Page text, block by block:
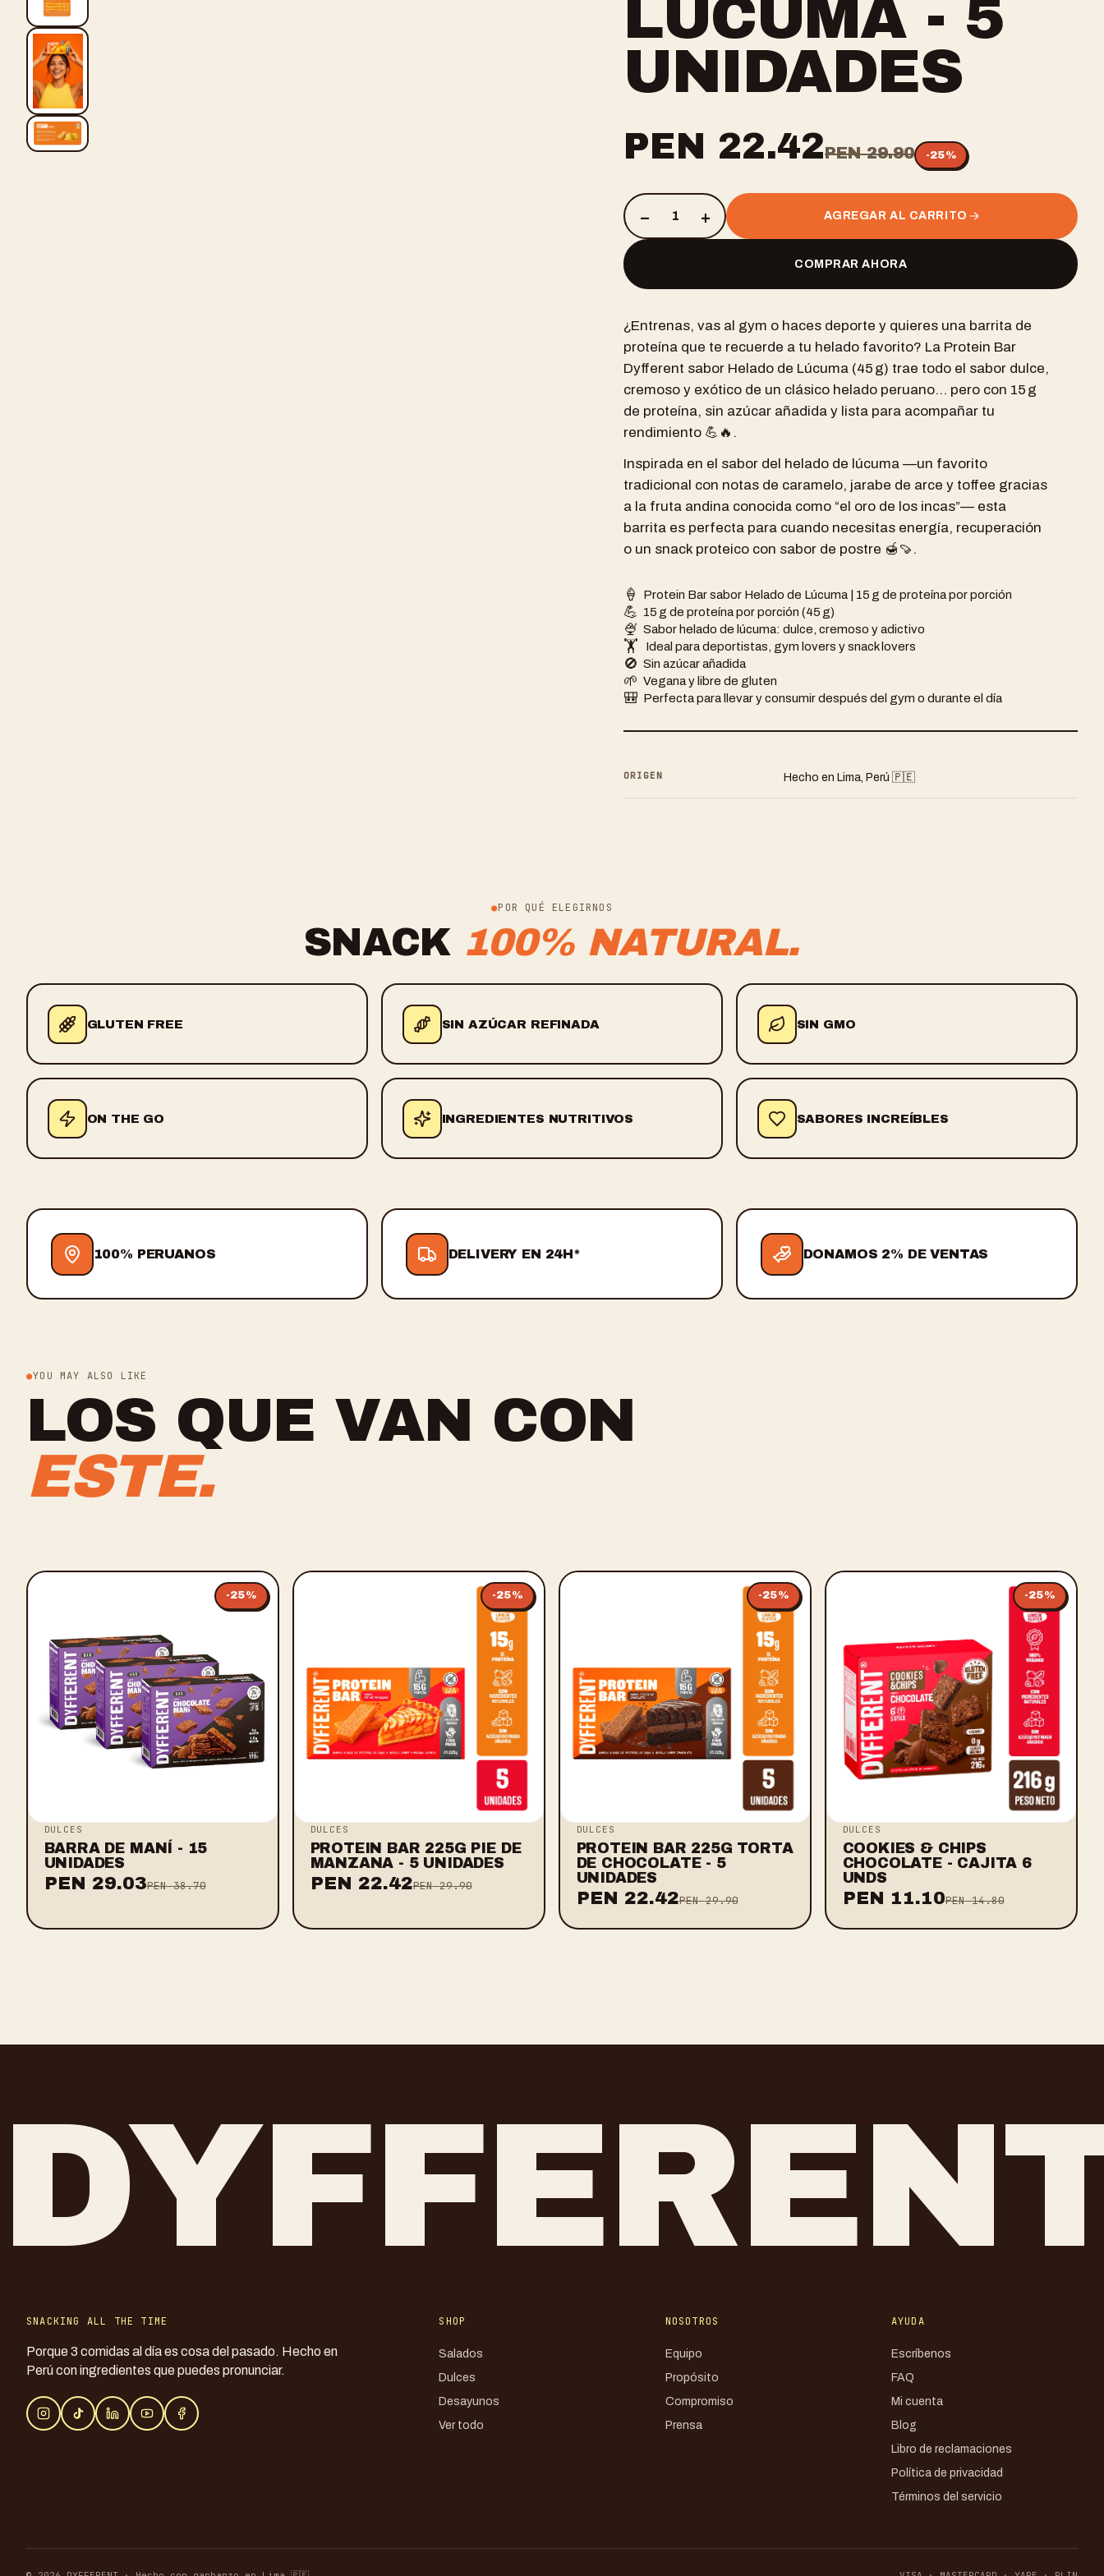
LÚCUMA - 5
UNIDADES
PEN 22.42PEN 29.90 -25%
– 1 + AGREGAR AL CARRITO
COMPRAR AHORA
¿Entrenas, vas al gym o haces deporte y quieres una barrita de
proteína que te recuerde a tu helado favorito? La Protein Bar
Dyfferent sabor Helado de Lúcuma (45 g) trae todo el sabor dulce,
cremoso y exótico de un clásico helado peruano… pero con 15 g
de proteína, sin azúcar añadida y lista para acompañar tu
rendimiento 💪🔥.
Inspirada en el sabor del helado de lúcuma —un favorito
tradicional con notas de caramelo, jarabe de arce y toffee gracias
a la fruta andina conocida como “el oro de los incas”— esta
barrita es perfecta para cuando necesitas energía, recuperación
o un snack proteico con sabor de postre 🍯🍠.
🍦 Protein Bar sabor Helado de Lúcuma | 15 g de proteína por porción
💪 15 g de proteína por porción (45 g)
🍨 Sabor helado de lúcuma: dulce, cremoso y adictivo
🏋 ️ Ideal para deportistas, gym lovers y snack lovers
🚫 Sin azúcar añadida
🌱 Vegana y libre de gluten
🎒 Perfecta para llevar y consumir después del gym o durante el día
ORIGEN Hecho en Lima, Perú 🇵🇪
POR QUÉ ELEGIRNOS
SNACK 100% NATURAL.
GLUTEN FREE SIN AZÚCAR REFINADA SIN GMO
ON THE GO INGREDIENTES NUTRITIVOS SABORES INCREÍBLES
100% PERUANOS DELIVERY EN 24H* DONAMOS 2% DE VENTAS
YOU MAY ALSO LIKE
LOS QUE VAN CON
ESTE.
-25%
DULCES
BARRA DE MANÍ - 15
UNIDADES
PEN 29.03PEN 38.70
-25%
DULCES
PROTEIN BAR 225G PIE DE
MANZANA - 5 UNIDADES
PEN 22.42PEN 29.90
-25%
DULCES
PROTEIN BAR 225G TORTA
DE CHOCOLATE - 5
UNIDADES
PEN 22.42PEN 29.90
-25%
DULCES
COOKIES & CHIPS
CHOCOLATE - CAJITA 6
UNDS
PEN 11.10PEN 14.80
SNACKING ALL THE TIME
Porque 3 comidas al día es cosa del pasado. Hecho en
Perú con ingredientes que puedes pronunciar.
SHOP
Salados
Dulces
Desayunos
Ver todo
NOSOTROS
Equipo
Propósito
Compromiso
Prensa
AYUDA
Escríbenos
FAQ
Mi cuenta
Blog
Libro de reclamaciones
Política de privacidad
Términos del servicio